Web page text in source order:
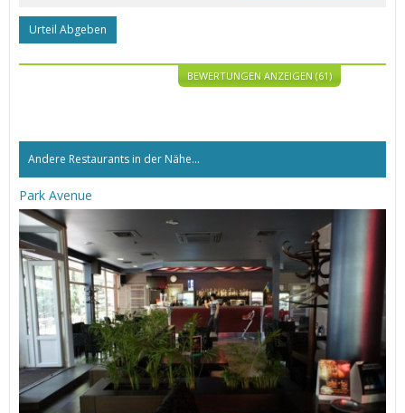
Urteil Abgeben
BEWERTUNGEN ANZEIGEN (61)
Andere Restaurants in der Nähe...
Park Avenue